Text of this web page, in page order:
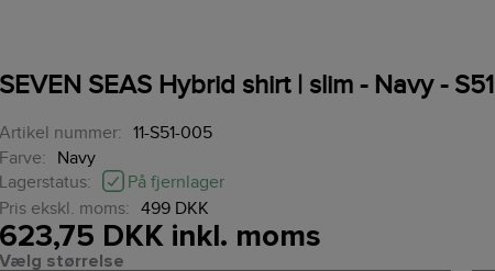
SEVEN SEAS Hybrid shirt | slim - Navy - S51
Artikel nummer:
11-S51-005
Farve:
Navy
Lagerstatus:
På fjernlager
Pris ekskl. moms:
499 DKK
623,75 DKK inkl. moms
Vælg størrelse